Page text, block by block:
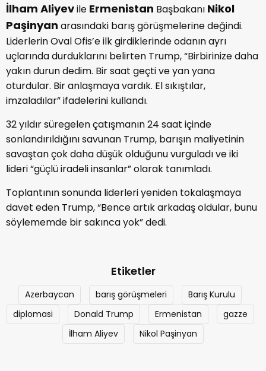
İlham Aliyevile Ermenistan Başbakanı Nikol
Paşinyan arasındaki barış görüşmelerine değindi.
Liderlerin Oval Ofis’e ilk girdiklerinde odanın ayrı
uçlarında durduklarını belirten Trump, “Birbirinize daha
yakın durun dedim. Bir saat geçti ve yan yana
oturdular. Bir anlaşmaya vardık. El sıkıştılar,
imzaladılar” ifadelerini kullandı.
32 yıldır süregelen çatışmanın 24 saat içinde
sonlandırıldığını savunan Trump, barışın maliyetinin
savaştan çok daha düşük olduğunu vurguladı ve iki
lideri “güçlü iradeli insanlar” olarak tanımladı.
Toplantının sonunda liderleri yeniden tokalaşmaya
davet eden Trump, “Bence artık arkadaş oldular, bunu
söylememde bir sakınca yok” dedi.
Etiketler
Azerbaycan barış görüşmeleri
Barış Kurulu
diplomasi
Donald Trump Ermenistan
gazze
İlham Aliyev
Nikol Paşinyan